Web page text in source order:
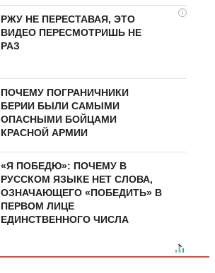
i
РЖУ НЕ ПЕРЕСТАВАЯ, ЭТО
ВИДЕО ПЕРЕСМОТРИШЬ НЕ
РАЗ
ПОЧЕМУ ПОГРАНИЧНИКИ
БЕРИИ БЫЛИ САМЫМИ
ОПАСНЫМИ БОЙЦАМИ
КРАСНОЙ АРМИИ
«Я ПОБЕДЮ»: ПОЧЕМУ В
РУССКОМ ЯЗЫКЕ НЕТ СЛОВА,
ОЗНАЧАЮЩЕГО «ПОБЕДИТЬ» В
ПЕРВОМ ЛИЦЕ
ЕДИНСТВЕННОГО ЧИСЛА